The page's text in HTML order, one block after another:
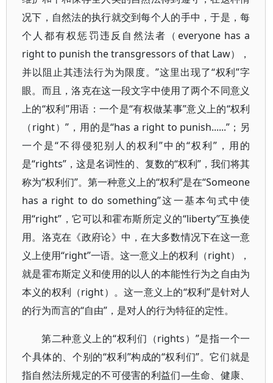
况下，自然法的执行就交到每个人的手中，于是，每
个人都有权惩罚违反自然法者（everyone has a
right to punish the transgressors of that Law），
并以阻止其违法行为为限度。”这里出现了“权利”字
眼。而且，洛克在这一段文字中使用了两个不同意义
上的“权利”用语：一个是“有权做某事”意义上的“权利
（right）”，用的是“has a right to punish......”；另
一个是“不得侵犯别人的权利”中的“权利”，用的
是“rights”，这是名词性的、复数的“权利”，我们将其
称为“权利们”。第一种意义上的“权利”是在“Someone
has a right to do something”这一基本句式中使
用“right”，它可以和霍布斯所定义的“liberty”互换使
用。洛克在《政府论》中，在大多数情况下在这一意
义上使用“right”一语。这一意义上的权利（right），
就是霍布斯定义和使用的以人的本能性行为之自由为
本义的权利（right）。这一意义上的“权利”是针对人
的行为而言的“自由”，是对人的行为特征的定性。
第二种意义上的“权利们（rights）”是指一个一
个具体的、个别的“权利”构成的“权利们”。它们就是
指自然法所规定的不可侵害的利益们—生命、健康、